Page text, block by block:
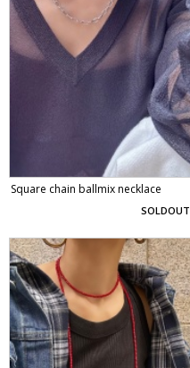
Square chain ballmix necklace
SOLDOUT